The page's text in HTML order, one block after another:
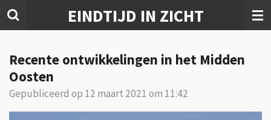
Ga
direct
de
hoofdinhoud
EINDTIJD IN ZICHT
Recente ontwikkelingen in het Midden
Oosten
Gepubliceerd op 12 maart 2021 om 11:42